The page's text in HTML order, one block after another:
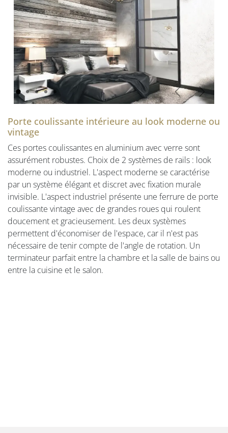
Vorige
Porte coulissante intérieure au look moderne ou
vintage
Ces portes coulissantes en aluminium avec verre sont
assurément robustes. Choix de 2 systèmes de rails : look
moderne ou industriel. L'aspect moderne se caractérise
par un système élégant et discret avec fixation murale
invisible. L'aspect industriel présente une ferrure de porte
coulissante vintage avec de grandes roues qui roulent
doucement et gracieusement. Les deux systèmes
permettent d'économiser de l'espace, car il n'est pas
nécessaire de tenir compte de l'angle de rotation. Un
terminateur parfait entre la chambre et la salle de bains ou
entre la cuisine et le salon.